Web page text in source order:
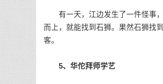
有一天，江边发生了一件怪事，
而上，就能找到石狮。果然石狮找
客。
5、华佗拜师学艺